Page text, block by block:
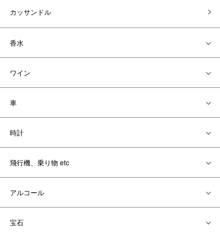
カッサンドル
香水
ワイン
車
時計
飛行機、乗り物 etc
アルコール
宝石